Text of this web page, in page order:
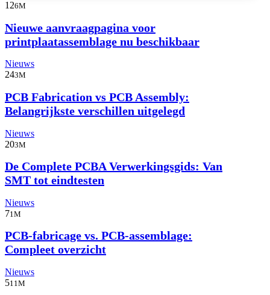
126M
Nieuwe aanvraagpagina voor
printplaatassemblage nu beschikbaar
Nieuws
243M
PCB Fabrication vs PCB Assembly:
Belangrijkste verschillen uitgelegd
Nieuws
203M
De Complete PCBA Verwerkingsgids: Van
SMT tot eindtesten
Nieuws
71M
PCB-fabricage vs. PCB-assemblage:
Compleet overzicht
Nieuws
511M